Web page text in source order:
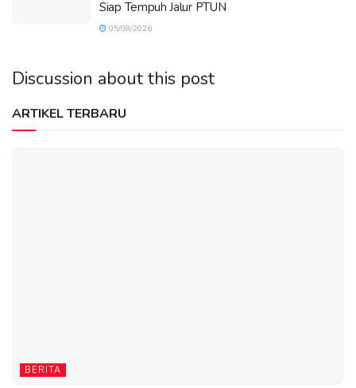
Siap Tempuh Jalur PTUN
05/08/2026
Discussion about this post
ARTIKEL TERBARU
BERITA